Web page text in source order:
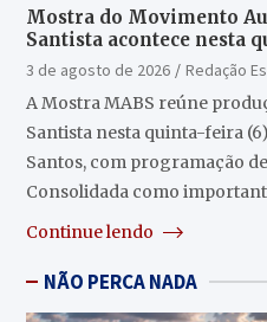
Mostra do Movimento
Santista acontece nesta
Guarany
3 de agosto de 2026
Redação
A Mostra MABS reúne
Santista nesta quinta-feira
Santos, com programação
Consolidada como
Continue lendo
NÃO PERCA NADA